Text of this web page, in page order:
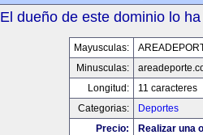
El dueño de este dominio lo
Mayusculas:
Minusculas:
Longitud:
11 caracteres
Categorias:
Deportes
Precio:
Realizar una